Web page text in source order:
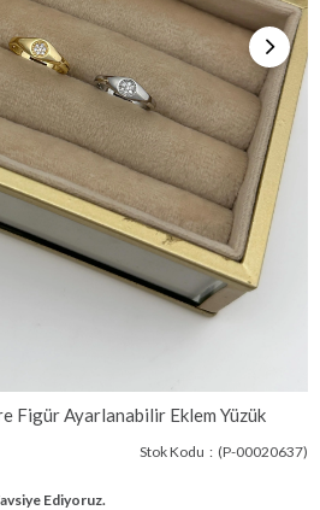
Figür Ayarlanabilir Eklem Yüzük
Stok Kodu (P-00020637)
Ediyoruz.